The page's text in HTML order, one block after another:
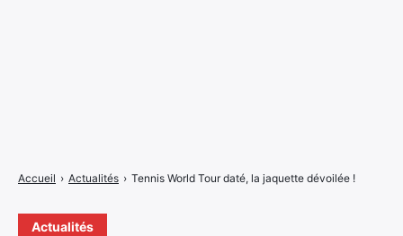
Actualités
Accueil › Actualités › Tennis World Tour daté, la jaquette dévoilée !